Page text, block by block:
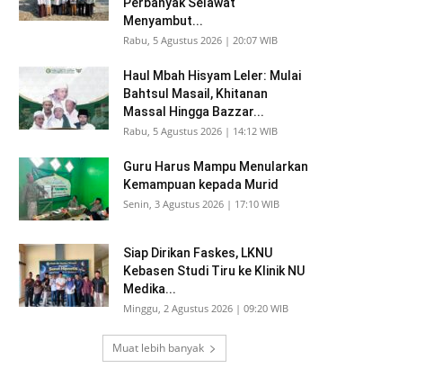
Menyambut...
Rabu, 5 Agustus 2026 | 20:07 WIB
Haul Mbah Hisyam Leler: Mulai
Bahtsul Masail, Khitanan
Massal Hingga Bazzar...
Rabu, 5 Agustus 2026 | 14:12 WIB
Guru Harus Mampu Menularkan
Kemampuan kepada Murid
Senin, 3 Agustus 2026 | 17:10 WIB
Siap Dirikan Faskes, LKNU
Kebasen Studi Tiru ke Klinik NU
Medika...
Minggu, 2 Agustus 2026 | 09:20 WIB
Muat lebih banyak